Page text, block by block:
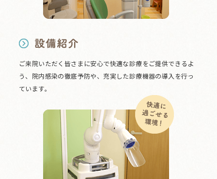
ご来院いただく皆さまに安心で快適な診療をご提供できるよ
う、院内感染の徹底予防や、充実した診療機器の導入を行っ
ています。